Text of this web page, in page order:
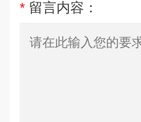
* 留言内容：